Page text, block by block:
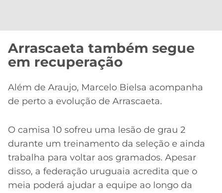
Arrascaeta também segue
em recuperação
Além de Araujo, Marcelo Bielsa acompanha
de perto a evolução de Arrascaeta.
O camisa 10 sofreu uma lesão de grau 2
durante um treinamento da seleção e ainda
trabalha para voltar aos gramados. Apesar
disso, a federação uruguaia acredita que o
meia poderá ajudar a equipe ao longo da